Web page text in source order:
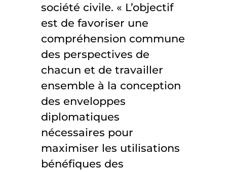
société civile. « L’objectif
est de favoriser une
compréhension commune
des perspectives de
chacun et de travailler
ensemble à la conception
des enveloppes
diplomatiques
nécessaires pour
maximiser les utilisations
bénéfiques des